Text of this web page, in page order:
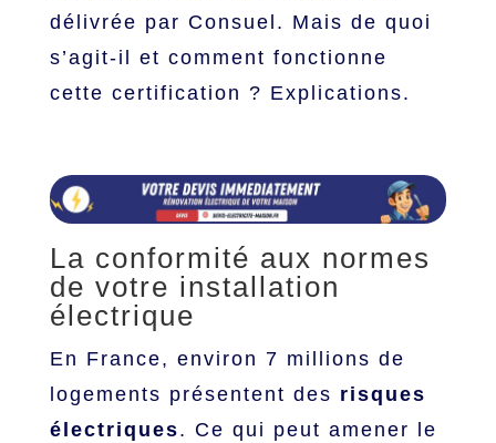
délivrée par Consuel. Mais de quoi
s’agit-il et comment fonctionne
cette certification ? Explications.
La conformité aux normes
de votre installation
électrique
En France, environ 7 millions de
logements présentent des risques
électriques. Ce qui peut amener le